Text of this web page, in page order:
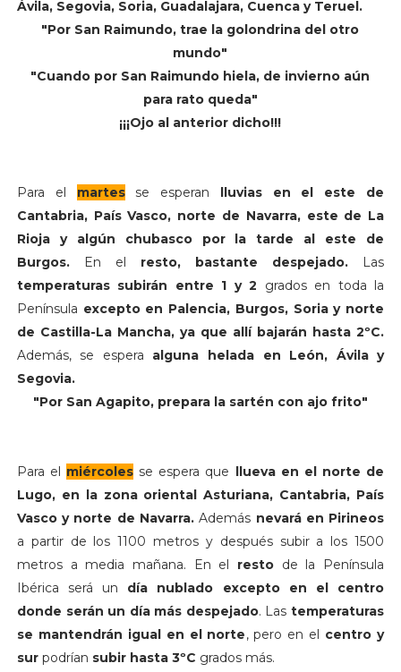
Ávila, Segovia, Soria, Guadalajara, Cuenca y Teruel.
"Por San Raimundo, trae la golondrina del otro
mundo"
"Cuando por San Raimundo hiela, de invierno aún
para rato queda"
¡¡¡Ojo al anterior dicho!!!
Para el martesse esperan lluvias en el este de
Cantabria, País Vasco, norte de Navarra, este de La
Rioja y algún chubasco por la tarde al este de
Burgos.En el resto, bastante despejado. Las
temperaturas subirán entre 1 y 2 grados en toda la
Península excepto en Palencia, Burgos, Soria y norte
de Castilla-La Mancha, ya que allí bajarán hasta 2ºC.
Además, se espera alguna helada en León, Ávila y
Segovia.
"Por San Agapito, prepara la sartén con ajo frito"
Para el miércoles se espera que llueva en el norte de
Lugo, en la zona oriental Asturiana, Cantabria, País
Vasco y norte de Navarra. Además nevará en Pirineos
a partir de los 1100 metros y después subir a los 1500
metros a media mañana. En el resto de la Península
Ibérica será un día nublado excepto en el centro
donde serán un día más despejado. Lastemperaturas
se mantendrán igual en el norte, pero en el centro y
surpodrían subir hasta 3ºC grados más.